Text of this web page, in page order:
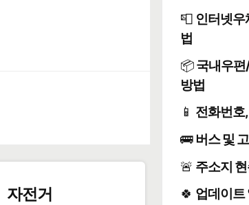
자전거
📮 인터넷우
법
📦국내우편
방법
📱 전화번호
🚌버스 및
🚨 주소지
🍀 업데이트